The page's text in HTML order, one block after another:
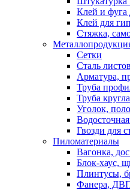
Клей и фуга
Клей для
Стяжка,
Сетки
Сталь
Арматура,
Труба
Труба
Уголок,
Гвозди для
Пиломатериалы
Вагонка,
Блок-хаус,
Плинтусы,
Фанера,